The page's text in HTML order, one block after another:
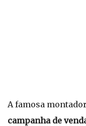
A famosa
campanha de